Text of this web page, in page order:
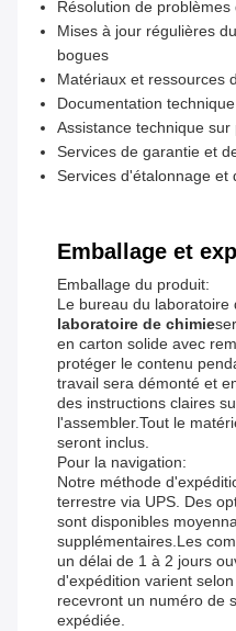
Résolution de
Mises à jour régulières
bogues
Matériaux et ressources
Documentation
Assistance technique
Services de garantie et
Services d'étalonnage et
Emballage et
Emballage du produit:
Le bureau du laboratoire
laboratoire de chimie
en carton solide avec
protéger le contenu
travail sera démonté et
des instructions claires
l'assembler.Tout le
seront inclus.
Pour la navigation:
Notre méthode
terrestre via UPS. Des
sont disponibles
supplémentaires.Les
un délai de 1 à 2 jours
d'expédition varient
recevront un numéro de
expédiée.